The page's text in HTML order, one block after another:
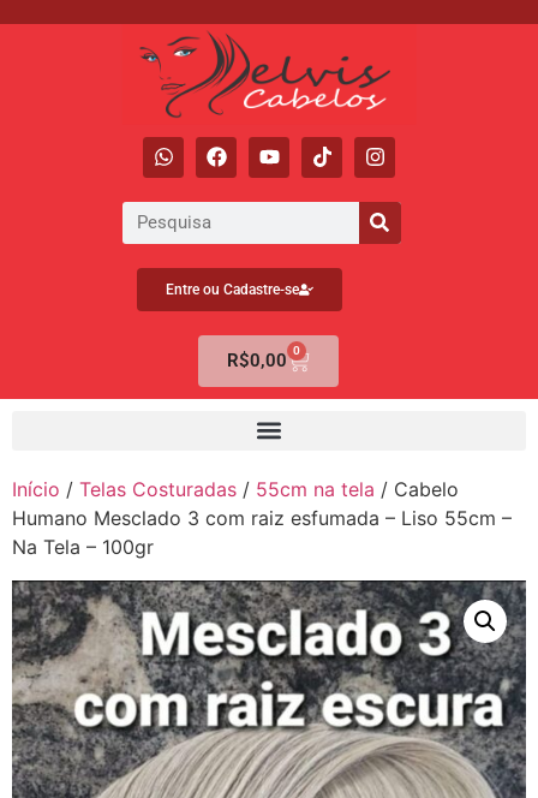
Entre ou Cadastre-se
R$0,00 0
Início / Telas Costuradas / 55cm na tela / Cabelo
Humano Mesclado 3 com raiz esfumada – Liso 55cm –
Na Tela – 100gr